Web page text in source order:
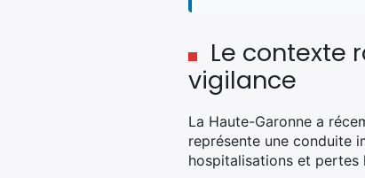
Le contexte
vigilance
La Haute-Garonne a
représente une conduite
hospitalisations et pertes